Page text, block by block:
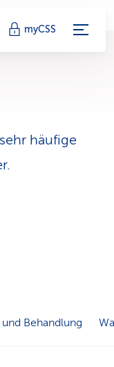
myCSS
häufige
Behandlung